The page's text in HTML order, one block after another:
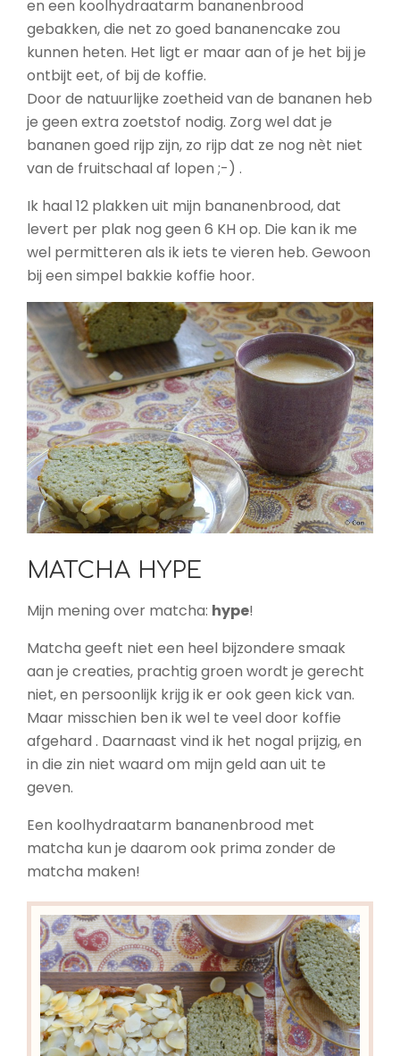
en een koolhydraatarm bananenbrood
gebakken, die net zo goed bananencake zou
kunnen heten. Het ligt er maar aan of je het bij je
ontbijt eet, of bij de koffie.
Door de natuurlijke zoetheid van de bananen heb
je geen extra zoetstof nodig. Zorg wel dat je
bananen goed rijp zijn, zo rijp dat ze nog nèt niet
van de fruitschaal af lopen ;-) .
Ik haal 12 plakken uit mijn bananenbrood, dat
levert per plak nog geen 6 KH op. Die kan ik me
wel permitteren als ik iets te vieren heb. Gewoon
bij een simpel bakkie koffie hoor.
MATCHA HYPE
Mijn mening over matcha: hype!
Matcha geeft niet een heel bijzondere smaak
aan je creaties, prachtig groen wordt je gerecht
niet, en persoonlijk krijg ik er ook geen kick van.
Maar misschien ben ik wel te veel door koffie
afgehard . Daarnaast vind ik het nogal prijzig, en
in die zin niet waard om mijn geld aan uit te
geven.
Een koolhydraatarm bananenbrood met
matcha kun je daarom ook prima zonder de
matcha maken!